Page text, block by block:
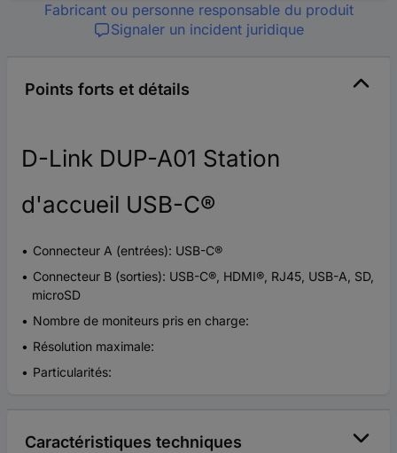
Fabricant ou personne responsable du produit
Signaler un incident juridique
Points forts et détails
D-Link DUP-A01 Station
d'accueil USB-C®
Connecteur A (entrées): USB-C®
Connecteur B (sorties): USB-C®, HDMI®, RJ45, USB-A, SD,
microSD
Nombre de moniteurs pris en charge:
Résolution maximale:
Particularités:
Caractéristiques techniques